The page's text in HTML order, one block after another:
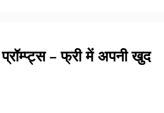
– फ्री में अपनी खुद